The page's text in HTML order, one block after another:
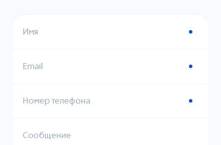
Имя
Email
Номер телефона
Сообщение